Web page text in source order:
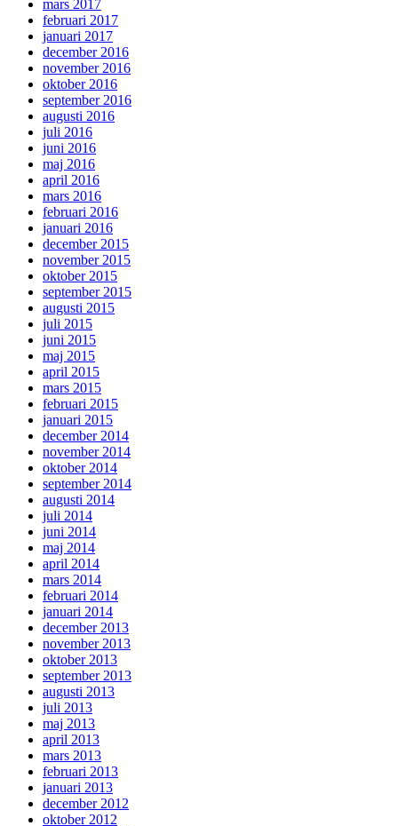
mars 2017
februari 2017
januari 2017
december 2016
november 2016
oktober 2016
september 2016
augusti 2016
juli 2016
juni 2016
maj 2016
april 2016
mars 2016
februari 2016
januari 2016
december 2015
november 2015
oktober 2015
september 2015
augusti 2015
juli 2015
juni 2015
maj 2015
april 2015
mars 2015
februari 2015
januari 2015
december 2014
november 2014
oktober 2014
september 2014
augusti 2014
juli 2014
juni 2014
maj 2014
april 2014
mars 2014
februari 2014
januari 2014
december 2013
november 2013
oktober 2013
september 2013
augusti 2013
juli 2013
maj 2013
april 2013
mars 2013
februari 2013
januari 2013
december 2012
oktober 2012